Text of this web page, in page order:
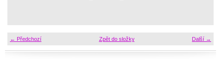
← Předchozí Další →
Zpět do složky